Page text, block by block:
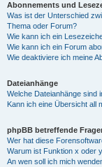
Abonnements und
Was ist der Unterschied
Thema oder Forum?
Wie kann ich ein
Wie kann ich ein Forum
Wie deaktiviere ich meine
Dateianhänge
Welche Dateianhänge sind
Kann ich eine Übersicht all
phpBB betreffende
Wer hat diese
Warum ist Funktion x oder
An wen soll ich mich